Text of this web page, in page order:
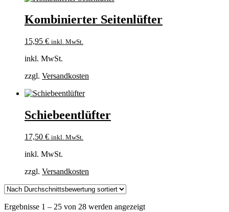
Kombinierter Seitenlüfter
15,95 € inkl. MwSt.
inkl. MwSt.
zzgl. Versandkosten
Schiebeentlüfter
17,50 € inkl. MwSt.
inkl. MwSt.
zzgl. Versandkosten
Ergebnisse 1 – 25 von 28 werden angezeigtNach